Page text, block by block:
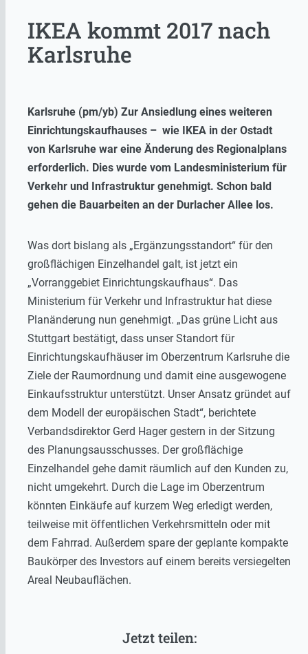
IKEA kommt 2017 nach
Karlsruhe
Karlsruhe (pm/yb) Zur Ansiedlung eines weiteren
Einrichtungskaufhauses – wie IKEA in der Ostadt
von Karlsruhe war eine Änderung des Regionalplans
erforderlich. Dies wurde vom Landesministerium für
Verkehr und Infrastruktur genehmigt. Schon bald
gehen die Bauarbeiten an der Durlacher Allee los.
Was dort bislang als „Ergänzungsstandort“ für den
großflächigen Einzelhandel galt, ist jetzt ein
„Vorranggebiet Einrichtungskaufhaus“. Das
Ministerium für Verkehr und Infrastruktur hat diese
Planänderung nun genehmigt. „Das grüne Licht aus
Stuttgart bestätigt, dass unser Standort für
Einrichtungskaufhäuser im Oberzentrum Karlsruhe die
Ziele der Raumordnung und damit eine ausgewogene
Einkaufsstruktur unterstützt. Unser Ansatz gründet auf
dem Modell der europäischen Stadt“, berichtete
Verbandsdirektor Gerd Hager gestern in der Sitzung
des Planungsausschusses. Der großflächige
Einzelhandel gehe damit räumlich auf den Kunden zu,
nicht umgekehrt. Durch die Lage im Oberzentrum
könnten Einkäufe auf kurzem Weg erledigt werden,
teilweise mit öffentlichen Verkehrsmitteln oder mit
dem Fahrrad. Außerdem spare der geplante kompakte
Baukörper des Investors auf einem bereits versiegelten
Areal Neubauflächen.